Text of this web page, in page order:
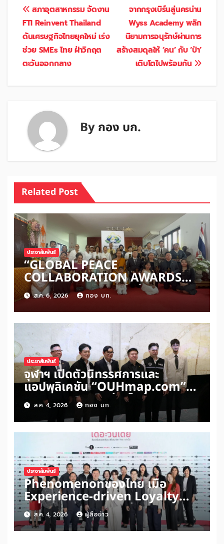
แนะแนว
เรื่อง
จากกรุงเบิร์นสู่นครน่าน
Wyss Academy พลิก
นิยามการอนุรักษ์ผ่านการ
สร้างสมดุลให้ ‘คน’ กับ ‘ป่า’
เติบโตไปพร้อมกัน
สภาอุตสาหกรรม จัดงาน
FTI Reinvent Thailand
ดันเศรษฐกิจไทยยุคใหม่ เร่ง
ช่วย SMEs ไทย ฝ่าวิกฤต
ตะวันออกกลาง
Byกอง บก.
Related Post
ประชาสัมพันธ์
“GLOBAL PEACE
COLLABORATION AWARDS
2026” เปิดเวทีเชิดชูผู้สร้างสันติภาพ
โลก ดันแนวคิด ‘สันติภาพเริ่มต้น
จากหัวใจมนุษย์’ สู่ความร่วมมือระดับ
นานาชาติ
ส.ค. 6, 2026 กอง บก.
ประชาสัมพันธ์
จุฬาฯ เปิดตัวนิทรรศการและ
แอปพลิเคชัน “OUHmap.com”
ระยะที่ 2 ปักหมุดย่านไชน่าทาวน์–
บรรทัดทอง–สามย่าน เชื่อมโยง
มรดกเมืองสามัญด้าน “อาหาร–พื้นที่
ศักดิ์สิทธิ์” สู่เศรษฐกิจสร้างสรรค์
ส.ค. 4, 2026 กอง บก.
ประชาสัมพันธ์
Phenomenonของไทย เมื่อ
Experience-driven Loyalty
พลิก “ประสบการณ์” สู่แรงขับ
เคลื่อนการใช้จ่ายผสาน Ecosystem
ที่แข็งแกร่งของกลุ่มเซ็นทรัล สร้าง
ส.ค. 4, 2026 ผู้สื่อข่าว